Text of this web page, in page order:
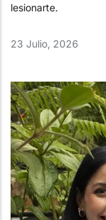
lesionarte.
23 Julio, 2026